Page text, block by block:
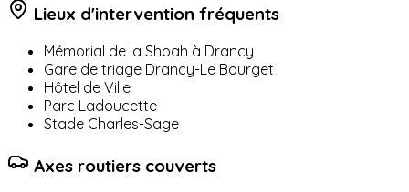
Lieux d'intervention fréquents
Mémorial de la Shoah à Drancy
Gare de triage Drancy-Le Bourget
Hôtel de Ville
Parc Ladoucette
Stade Charles-Sage
Axes routiers couverts